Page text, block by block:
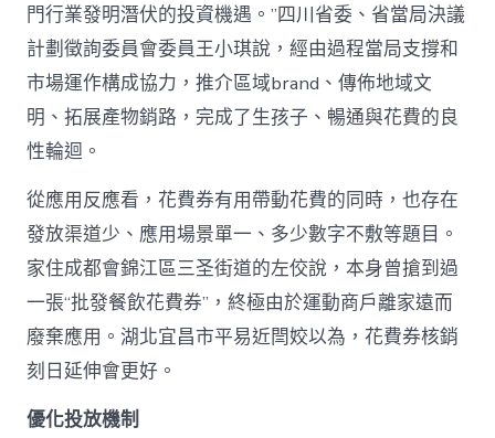
門行業發明潛伏的投資機遇。”四川省委、省當局決議
計劃徵詢委員會委員王小琪說，經由過程當局支撐和
市場運作構成協力，推介區域brand、傳佈地域文
明、拓展產物銷路，完成了生孩子、暢通與花費的良
性輪迴。
從應用反應看，花費券有用帶動花費的同時，也存在
發放渠道少、應用場景單一、多少數字不敷等題目。
家住成都會錦江區三圣街道的左佼說，本身曾搶到過
一張“批發餐飲花費券”，終極由於運動商戶離家遠而
廢棄應用。湖北宜昌市平易近閆姣以為，花費券核銷
刻日延伸會更好。
優化投放機制